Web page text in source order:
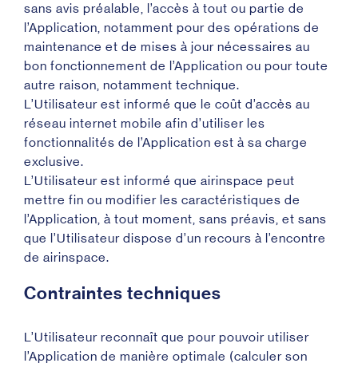
sans avis préalable, l’accès à tout ou partie de
l’Application, notamment pour des opérations de
maintenance et de mises à jour nécessaires au
bon fonctionnement de l’Application ou pour toute
autre raison, notamment technique.
L’Utilisateur est informé que le coût d’accès au
réseau internet mobile afin d’utiliser les
fonctionnalités de l’Application est à sa charge
exclusive.
L’Utilisateur est informé que airinspace peut
mettre fin ou modifier les caractéristiques de
l’Application, à tout moment, sans préavis, et sans
que l’Utilisateur dispose d’un recours à l’encontre
de airinspace.
Contraintes techniques
L’Utilisateur reconnaît que pour pouvoir utiliser
l’Application de manière optimale (calculer son